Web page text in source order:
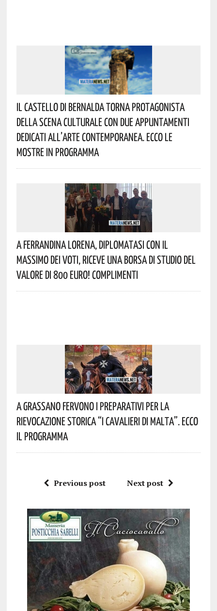
Il Castello Di Bernalda Torna Protagonista
Della Scena Culturale Con Due Appuntamenti
Dedicati All’arte Contemporanea. Ecco Le
Mostre In Programma
A Ferrandina Lorena, Diplomatasi Con Il
Massimo Dei Voti, Riceve Una Borsa Di Studio Del
Valore Di 800 Euro! Complimenti
A Grassano Fervono I Preparativi Per La
Rievocazione Storica “I CAVALIERI DI MALTA”. Ecco
Il Programma
Previous post Next post